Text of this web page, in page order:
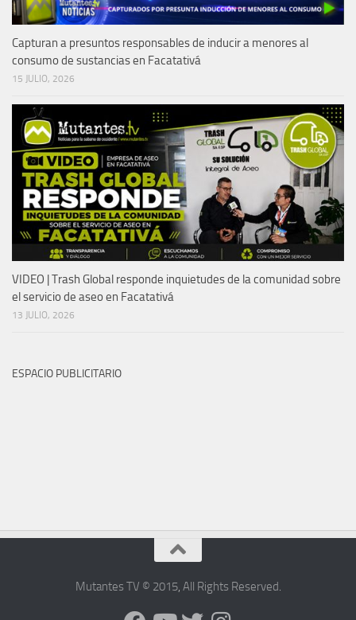
Capturan a presuntos responsables de inducir a menores al
consumo de sustancias en Facatativá
15 JULIO, 2026
VIDEO | Trash Global responde inquietudes de la comunidad sobre
el servicio de aseo en Facatativá
13 JULIO, 2026
ESPACIO PUBLICITARIO
Mutantes TV © 2015, All Rights Reserved.